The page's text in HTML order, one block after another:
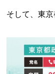
そして、東